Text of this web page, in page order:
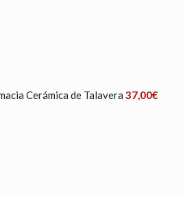
Cerámica de Talavera 37,00€